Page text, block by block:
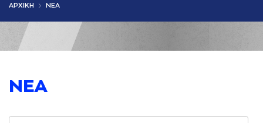
AΡΧΙΚΗ ΝΕΑ
ΝΕΑ